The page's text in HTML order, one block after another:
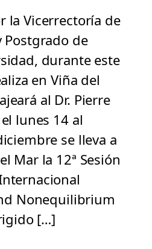
la Vicerrectoría de
de
durante este
en Viña del
al Dr. Pierre
lunes 14 al
se lleva a
Mar la 12ª Sesión
Nonequilibrium
[…]